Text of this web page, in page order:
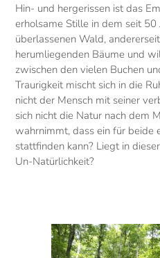
Hin- und hergerissen ist das
erholsame Stille in dem seit 50
überlassenen Wald,
herumliegenden Bäume und
zwischen den vielen Buchen
Traurigkeit mischt sich in die
nicht der Mensch mit seiner
sich nicht die Natur nach dem
wahrnimmt, dass ein für beide
stattfinden kann? Liegt in
Un-Natürlichkeit?